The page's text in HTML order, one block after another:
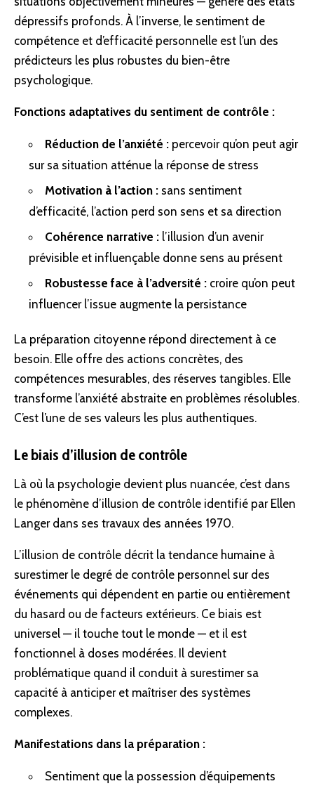
dépressifs profonds. À l’inverse, le sentiment de
compétence et d’efficacité personnelle est l’un des
prédicteurs les plus robustes du bien-être
psychologique.
Fonctions adaptatives du sentiment de contrôle :
Réduction de l’anxiété : percevoir qu’on peut agir
sur sa situation atténue la réponse de stress
Motivation à l’action : sans sentiment
d’efficacité, l’action perd son sens et sa direction
Cohérence narrative : l’illusion d’un avenir
prévisible et influençable donne sens au présent
Robustesse face à l’adversité : croire qu’on peut
influencer l’issue augmente la persistance
La préparation citoyenne répond directement à ce
besoin. Elle offre des actions concrètes, des
compétences mesurables, des réserves tangibles. Elle
transforme l’anxiété abstraite en problèmes résolubles.
C’est l’une de ses valeurs les plus authentiques.
Le biais d’illusion de contrôle
Là où la psychologie devient plus nuancée, c’est dans
le phénomène d’illusion de contrôle identifié par Ellen
Langer dans ses travaux des années 1970.
L’illusion de contrôle décrit la tendance humaine à
surestimer le degré de contrôle personnel sur des
événements qui dépendent en partie ou entièrement
du hasard ou de facteurs extérieurs. Ce biais est
universel — il touche tout le monde — et il est
fonctionnel à doses modérées. Il devient
problématique quand il conduit à surestimer sa
capacité à anticiper et maîtriser des systèmes
complexes.
Manifestations dans la préparation :
Sentiment que la possession d’équipements